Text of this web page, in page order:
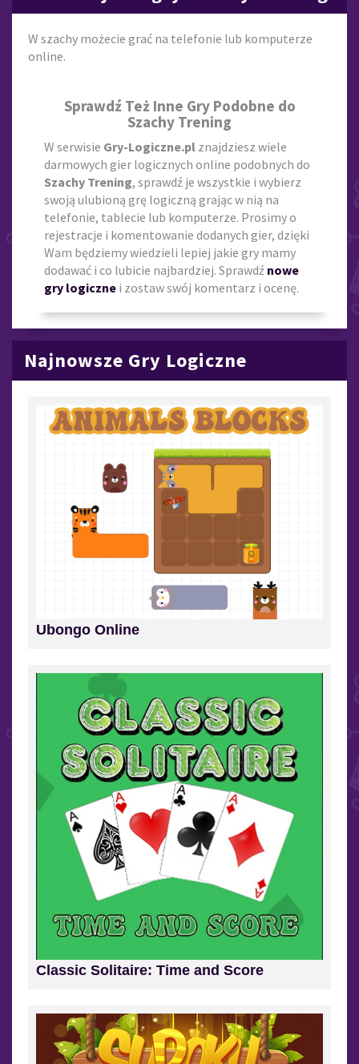
W szachy możecie grać na telefonie lub komputerze
online.
Sprawdź Też Inne Gry Podobne do
Szachy Trening
W serwisie Gry-Logiczne.pl znajdziesz wiele
darmowych gier logicznych online podobnych do
Szachy Trening, sprawdź je wszystkie i wybierz
swoją ulubioną grę logiczną grając w nią na
telefonie, tablecie lub komputerze. Prosimy o
rejestracje i komentowanie dodanych gier, dzięki
Wam będziemy wiedzieli lepiej jakie gry mamy
dodawać i co lubicie najbardziej. Sprawdź nowe
gry logiczne i zostaw swój komentarz i ocenę.
Najnowsze Gry Logiczne
Ubongo Online
Classic Solitaire: Time and Score